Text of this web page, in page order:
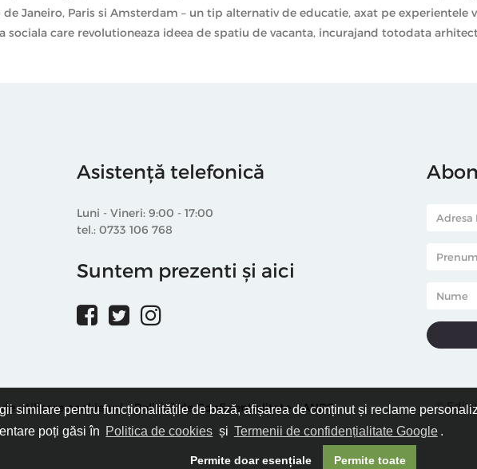
similare pentru funcționalitățile de bază, afișarea de conținut și reclame
poți găsi în Politica de cookies și Termenii de confidențialitate Google .
Permite doar esențiale Permite toate
de Janeiro, Paris si Amsterdam – un tip alternativ de educatie, axat pe experientele
sociala care revolutioneaza ideea de spatiu de vacanta, incurajand totodata
Asistență telefonică
Luni - Vineri: 9:00 - 17:00
tel.: 0733 106 768
Suntem prezenti și aici
utilizare cookie-uri Politică de Confidențialitate ANPC ©